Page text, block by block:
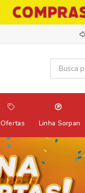
Ofertas Linha Sorpan